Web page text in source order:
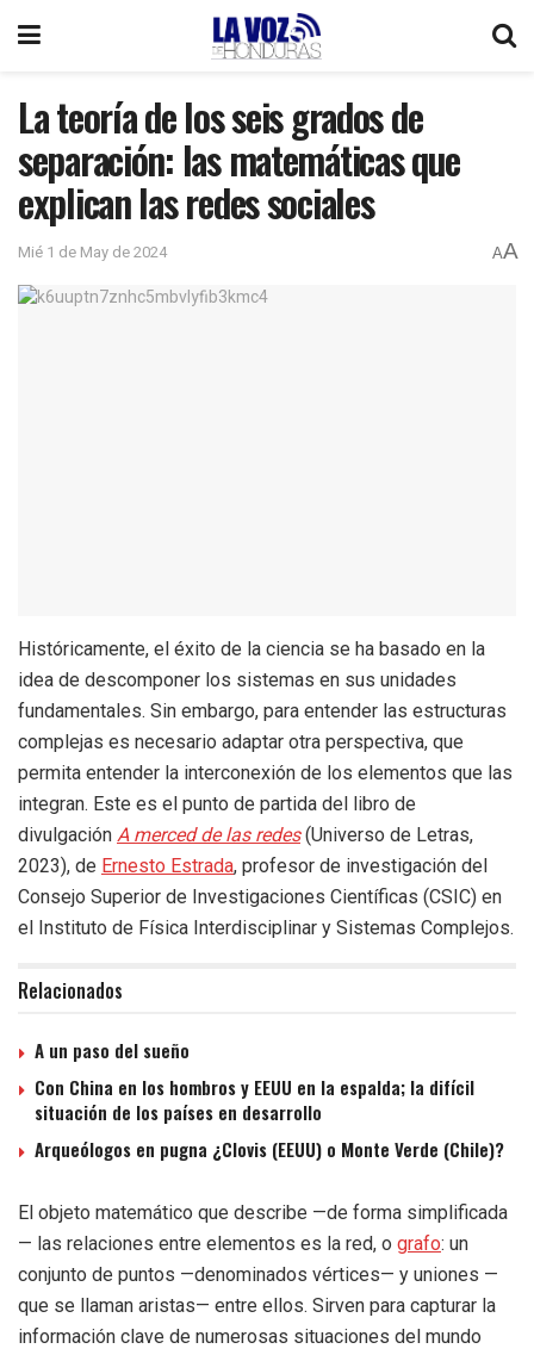
La teoría de los seis grados de
separación: las matemáticas que
explican las redes sociales
Mié 1 de May de 2024 AA
Históricamente, el éxito de la ciencia se ha basado en la
idea de descomponer los sistemas en sus unidades
fundamentales. Sin embargo, para entender las estructuras
complejas es necesario adaptar otra perspectiva, que
permita entender la interconexión de los elementos que las
integran. Este es el punto de partida del libro de
divulgación A merced de las redes(Universo de Letras,
2023), de Ernesto Estrada, profesor de investigación del
Consejo Superior de Investigaciones Científicas (CSIC) en
el Instituto de Física Interdisciplinar y Sistemas Complejos.
Relacionados
A un paso del sueño
Con China en los hombros y EEUU en la espalda; la difícil
situación de los países en desarrollo
Arqueólogos en pugna ¿Clovis (EEUU) o Monte Verde (Chile)?
El objeto matemático que describe —de forma simplificada
— las relaciones entre elementos es la red, o grafo: un
conjunto de puntos —denominados vértices— y uniones —
que se llaman aristas— entre ellos. Sirven para capturar la
información clave de numerosas situaciones del mundo